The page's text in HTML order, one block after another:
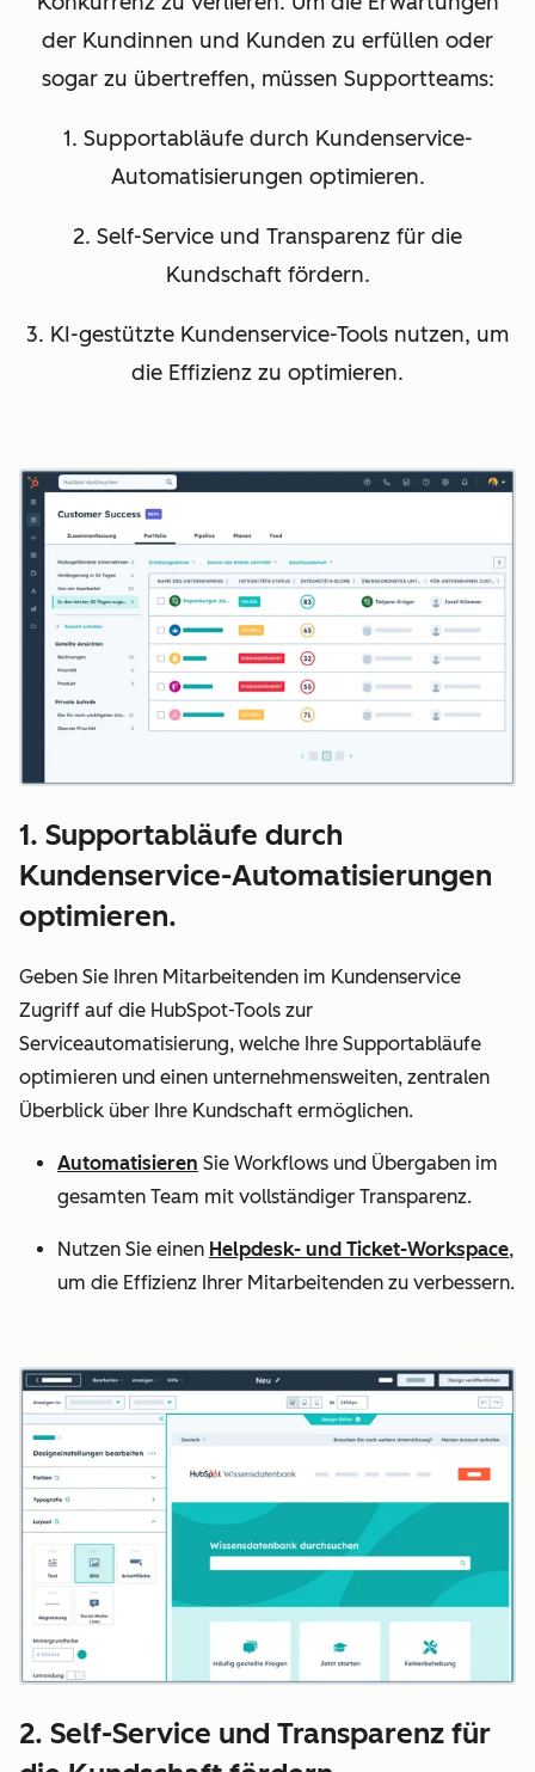
der Kundinnen und Kunden zu erfüllen oder
sogar zu übertreffen, müssen Supportteams:
1. Supportabläufe durch Kundenservice-
Automatisierungen optimieren.
2. Self-Service und Transparenz für die
Kundschaft fördern.
3. KI-gestützte Kundenservice-Tools nutzen, um
die Effizienz zu optimieren.
1. Supportabläufe durch
Kundenservice-Automatisierungen
optimieren.
Geben Sie Ihren Mitarbeitenden im Kundenservice
Zugriff auf die HubSpot-Tools zur
Serviceautomatisierung, welche Ihre Supportabläufe
optimieren und einen unternehmensweiten, zentralen
Überblick über Ihre Kundschaft ermöglichen.
Automatisieren Sie Workflows und Übergaben im
gesamten Team mit vollständiger Transparenz.
Nutzen Sie einen Helpdesk- und Ticket-Workspace,
um die Effizienz Ihrer Mitarbeitenden zu verbessern.
2. Self-Service und Transparenz für